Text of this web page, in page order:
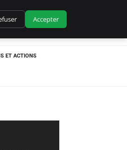
ET ACTIONS
Accepter